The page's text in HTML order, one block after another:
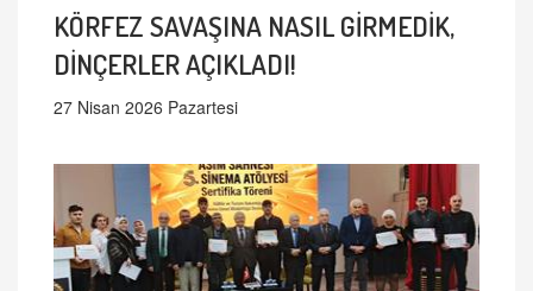
KÖRFEZ SAVAŞINA NASIL GİRMEDİK,
DİNÇERLER AÇIKLADI!
27 Nisan 2026 Pazartesi